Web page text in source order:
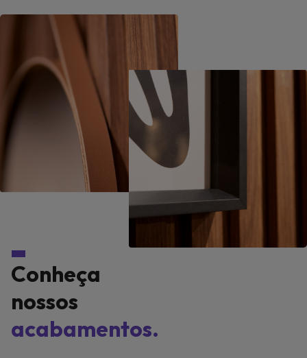
Conheça
nossos
acabamentos.